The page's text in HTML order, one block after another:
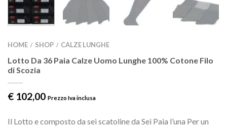
HOME / SHOP / CALZE LUNGHE
Lotto Da 36 Paia Calze Uomo Lunghe 100% Cotone Filo
di Scozia
€ 102,00 Prezzo Iva inclusa
Il Lotto e composto da sei scatoline da Sei Paia l’una Per un